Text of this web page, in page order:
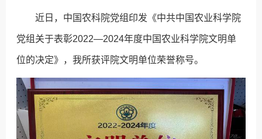
近日，中国农科院党组印发《中共中国农业科学院
党组关于表彰2022—2024年度中国农业科学院文明单
位的决定》，我所获评院文明单位荣誉称号。